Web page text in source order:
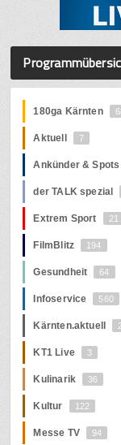
180ga Kärnten
Aktuell 7
Ankünder & Spots
der TALK spezial
Extrem Sport 21
FilmBlitz 194
Gesundheit 64
Infoservice 560
Kärnten.aktuell
KT1 Live 3
Kulinarik 36
Kultur 122
Messe TV 94